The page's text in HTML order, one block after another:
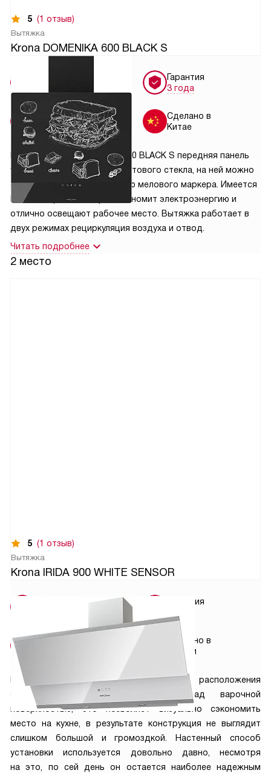
5 (1 отзыв)
Вытяжка
Krona DOMENIKA 600 BLACK S
Установка
от 7000 руб.
Гарантия
3 года
Сделано в
Китае
Вытяжка Krona DOMENIKA 600 BLACK S передняя панель
устройства выполнена из матового стекла, на ней можно
оставлять записи с помощью мелового маркера. Имеется
LED освещение, которое экономит электроэнергию и
отлично освещают рабочее место. Вытяжка работает в
двух режимах рециркуляция воздуха и отвод.
Читать подробнее
2 место
5 (1 отзыв)
Вытяжка
Krona IRIDA 900 WHITE SENSOR
Установка
Гарантия
Сделано в
Турции
Наклонные вытяжки называются так из-за расположения
основного корпуса под углом над варочной
поверхностью, это позволяет визуально сэкономить
место на кухне, в результате конструкция не выглядит
слишком большой и громоздкой. Настенный способ
установки используется довольно давно, несмотря
на это, по сей день он остается наиболее надежным